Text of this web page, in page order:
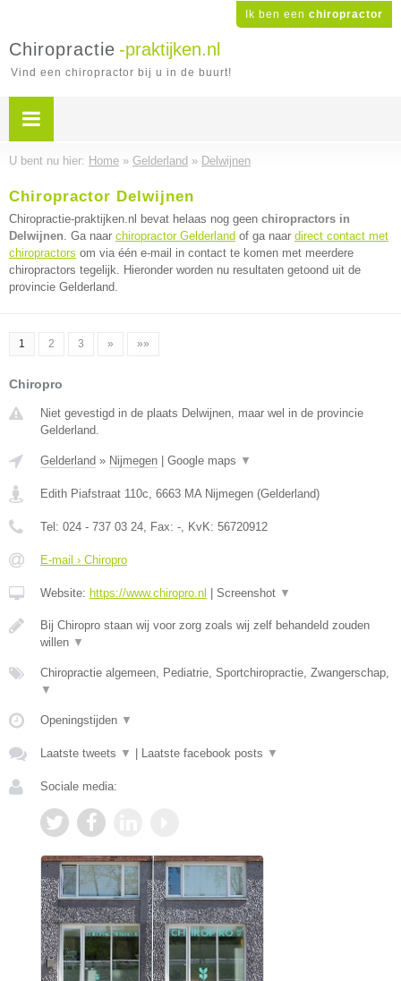
Ik ben een chiropractor
Chiropractie -praktijken.nl
Vind een chiropractor bij u in de buurt!
U bent nu hier: Home » Gelderland » Delwijnen
Chiropractor Delwijnen
Chiropractie-praktijken.nl bevat helaas nog geen chiropractors in
Delwijnen. Ga naar chiropractor Gelderland of ga naar direct contact met
chiropractors om via één e-mail in contact te komen met meerdere
chiropractors tegelijk. Hieronder worden nu resultaten getoond uit de
provincie Gelderland.
1 2 3 » »»
Chiropro
Niet gevestigd in de plaats Delwijnen, maar wel in de provincie
Gelderland.
Gelderland » Nijmegen Google maps ▼
Edith Piafstraat 110c, 6663 MA Nijmegen (Gelderland)
Tel: 024 - 737 03 24, Fax: -, KvK: 56720912
E-mail › Chiropro
Website: https://www.chiropro.nl Screenshot ▼
Bij Chiropro staan wij voor zorg zoals wij zelf behandeld zouden
willen ▼
Chiropractie algemeen, Pediatrie, Sportchiropractie, Zwangerschap,
▼
Openingstijden ▼
Laatste tweets ▼ Laatste facebook posts ▼
Sociale media: